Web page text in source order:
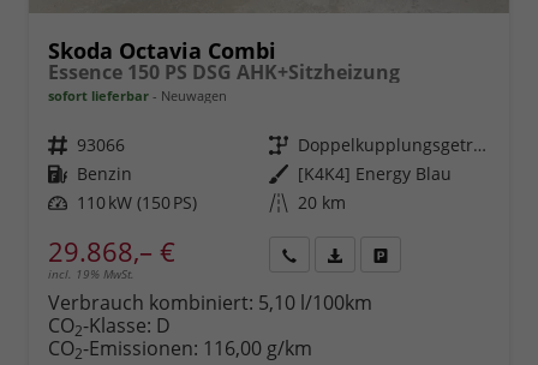
Skoda Octavia Combi
Essence 150 PS DSG AHK+Sitzheizung
sofort lieferbar Neuwagen
Fahrzeugnr. 93066 Getriebe
Doppelkupplungsgetriebe (DSG)
Kraftstoff Benzin Außenfarbe [K4K4] Energy Blau
Leistung 110 kW (150 PS) Kilometerstand 20 km
29.868,– €
incl. 19% MwSt.
anfordern
Datei,
Verbrauch kombiniert: 5,10 l/100km
CO2-Klasse: D
CO2-Emissionen: 116,00 g/km